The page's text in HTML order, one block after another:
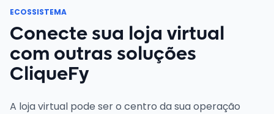
ECOSSISTEMA
Conecte sua loja virtual
com outras soluções
CliqueFy
A loja virtual pode ser o centro da sua operação